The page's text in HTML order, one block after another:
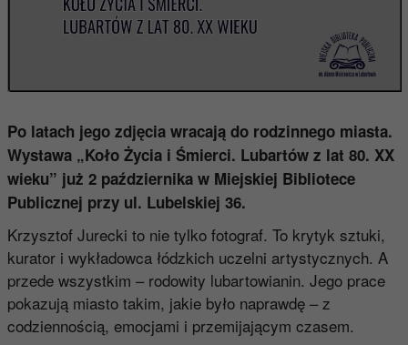
Po latach jego zdjęcia wracają do rodzinnego miasta.
Wystawa „Koło Życia i Śmierci. Lubartów z lat 80. XX
wieku” już 2 października w Miejskiej Bibliotece
Publicznej przy ul. Lubelskiej 36.
Krzysztof Jurecki to nie tylko fotograf. To krytyk sztuki,
kurator i wykładowca łódzkich uczelni artystycznych. A
przede wszystkim – rodowity lubartowianin. Jego prace
pokazują miasto takim, jakie było naprawdę – z
codziennością, emocjami i przemijającym czasem.